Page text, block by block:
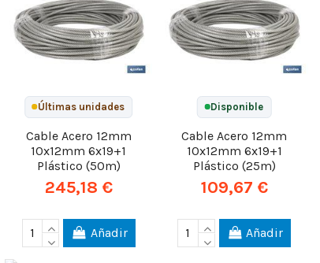
Últimas unidades
Cable Acero 12mm
10x12mm 6x19+1
Plástico (50m)
245,18 €
Añadir
Disponible
Cable Acero 12mm
10x12mm 6x19+1
Plástico (25m)
109,67 €
Añadir